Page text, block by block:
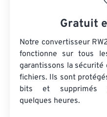
Gratuit
Notre convertisseur
fonctionne sur tous
garantissons la
fichiers. Ils sont
bits et supprimés
quelques heures.